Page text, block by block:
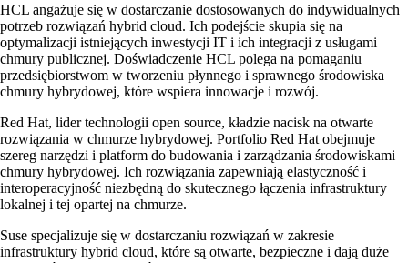
HCL angażuje się w dostarczanie dostosowanych do indywidualnych
potrzeb rozwiązań hybrid cloud. Ich podejście skupia się na
optymalizacji istniejących inwestycji IT i ich integracji z usługami
chmury publicznej. Doświadczenie HCL polega na pomaganiu
przedsiębiorstwom w tworzeniu płynnego i sprawnego środowiska
chmury hybrydowej, które wspiera innowacje i rozwój.
Red Hat, lider technologii open source, kładzie nacisk na otwarte
rozwiązania w chmurze hybrydowej. Portfolio Red Hat obejmuje
szereg narzędzi i platform do budowania i zarządzania środowiskami
chmury hybrydowej. Ich rozwiązania zapewniają elastyczność i
interoperacyjność niezbędną do skutecznego łączenia infrastruktury
lokalnej i tej opartej na chmurze.
Suse specjalizuje się w dostarczaniu rozwiązań w zakresie
infrastruktury hybrid cloud, które są otwarte, bezpieczne i dają duże